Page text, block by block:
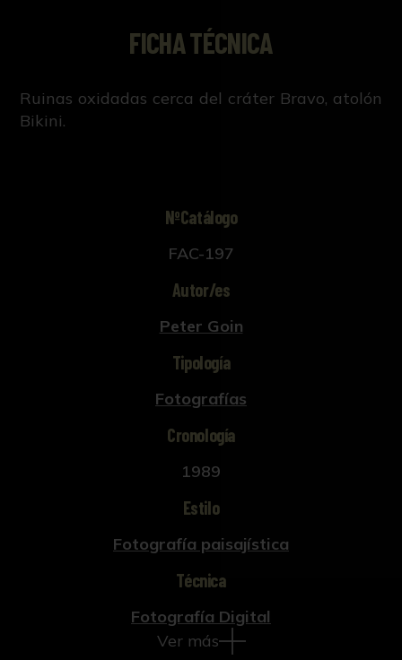
FICHA TÉCNICA
Ruinas oxidadas cerca del cráter Bravo, atolón
Bikini.
NºCatálogo
FAC-197
Autor/es
Peter Goin
Tipología
Fotografías
Cronología
1989
Estilo
Fotografía paisajística
Técnica
Fotografía Digital
Ver más